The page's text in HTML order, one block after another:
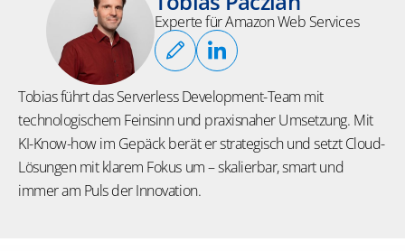
Experte für Amazon Web Services
Tobias führt das Serverless Development-Team mit
technologischem Feinsinn und praxisnaher Umsetzung. Mit
KI-Know-how im Gepäck berät er strategisch und setzt Cloud-
Lösungen mit klarem Fokus um – skalierbar, smart und
immer am Puls der Innovation.